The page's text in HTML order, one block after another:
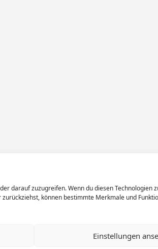
darauf zuzugreifen. Wenn du diesen Technologien
können bestimmte Merkmale und
Einstellungen